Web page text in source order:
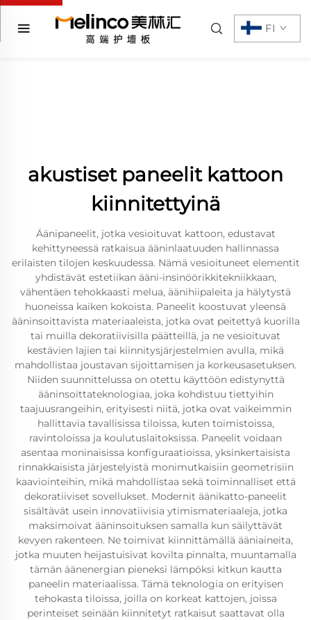
FI
akustiset paneelit kattoon
kiinnitettyinä
Äänipaneelit, jotka vesioituvat kattoon, edustavat
kehittyneessä ratkaisua ääninlaatuuden hallinnassa
erilaisten tilojen keskuudessa. Nämä vesioituneet elementit
yhdistävät estetiikan ääni-insinöörikkitekniikkaan,
vähentäen tehokkaasti melua, äänihiipaleita ja hälytystä
huoneissa kaiken kokoista. Paneelit koostuvat yleensä
ääninsoittavista materiaaleista, jotka ovat peitettyä kuorilla
tai muilla dekoratiivisilla päätteillä, ja ne vesioituvat
kestävien lajien tai kiinnitysjärjestelmien avulla, mikä
mahdollistaa joustavan sijoittamisen ja korkeusasetuksen.
Niiden suunnittelussa on otettu käyttöön edistynyttä
ääninsoittateknologiaa, joka kohdistuu tiettyihin
taajuusrangeihin, erityisesti niitä, jotka ovat vaikeimmin
hallittavia tavallisissa tiloissa, kuten toimistoissa,
ravintoloissa ja koulutuslaitoksissa. Paneelit voidaan
asentaa moninaisissa konfiguraatioissa, yksinkertaisista
rinnakkaisista järjestelyistä monimutkaisiin geometrisiin
kaaviointeihin, mikä mahdollistaa sekä toiminnalliset että
dekoratiiviset sovellukset. Modernit äänikatto-paneelit
sisältävät usein innovatiivisia ytimismateriaaleja, jotka
maksimoivat ääninsoituksen samalla kun säilyttävät
kevyen rakenteen. Ne toimivat kiinnittämällä ääniaineita,
jotka muuten heijastuisivat kovilta pinnalta, muuntamalla
tämän äänenergian pieneksi lämpöksi kitkun kautta
paneelin materiaalissa. Tämä teknologia on erityisen
tehokasta tiloissa, joilla on korkeat kattojen, joissa
perinteiset seinään kiinnitetyt ratkaisut saattavat olla